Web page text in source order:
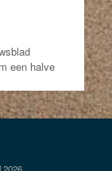
een halve